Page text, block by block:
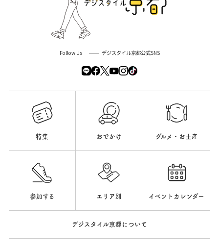
Follow Us デジスタイル京都公式SNS
特集 おでかけ グルメ・お土産
参加する エリア別 イベントカレンダー
デジスタイル京都について